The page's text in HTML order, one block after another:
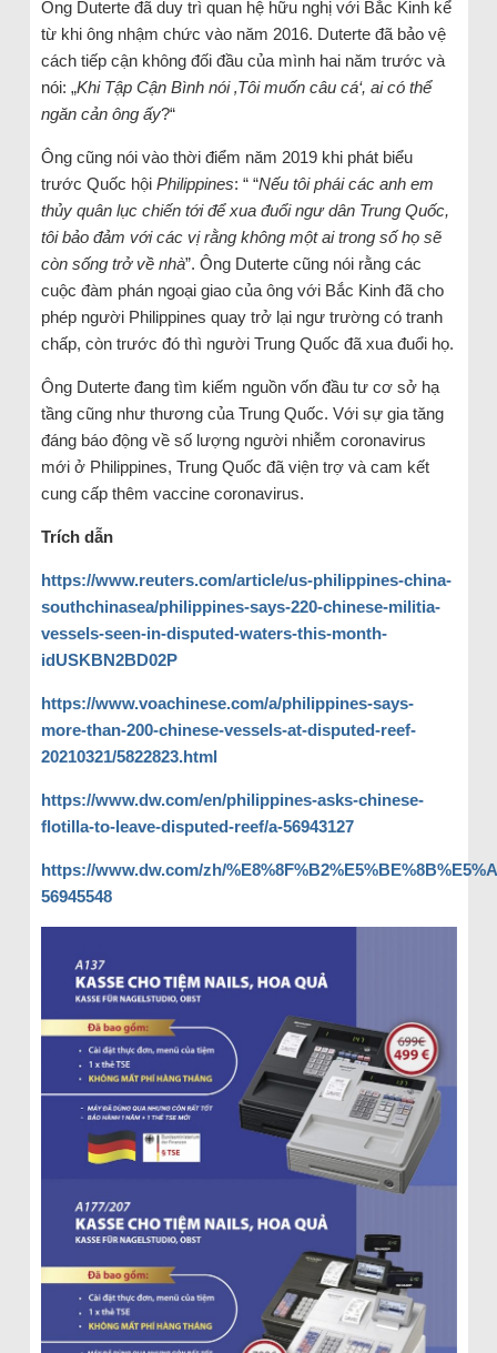
Ông Duterte đã duy trì quan hệ hữu nghị với Bắc Kinh kể
từ khi ông nhậm chức vào năm 2016. Duterte đã bảo vệ
cách tiếp cận không đối đầu của mình hai năm trước và
nói: „Khi Tập Cận Bình nói ‚Tôi muốn câu cá‘, ai có thể
ngăn cản ông ấy?“
Ông cũng nói vào thời điểm năm 2019 khi phát biểu
trước Quốc hội Philippines: “ “Nếu tôi phái các anh em
thủy quân lục chiến tới để xua đuổi ngư dân Trung Quốc,
tôi bảo đảm với các vị rằng không một ai trong số họ sẽ
còn sống trở về nhà”. Ông Duterte cũng nói rằng các
cuộc đàm phán ngoại giao của ông với Bắc Kinh đã cho
phép người Philippines quay trở lại ngư trường có tranh
chấp, còn trước đó thì người Trung Quốc đã xua đuổi họ.
Ông Duterte đang tìm kiếm nguồn vốn đầu tư cơ sở hạ
tầng cũng như thương của Trung Quốc. Với sự gia tăng
đáng báo động về số lượng người nhiễm coronavirus
mới ở Philippines, Trung Quốc đã viện trợ và cam kết
cung cấp thêm vaccine coronavirus.
Trích dẫn
https://www.reuters.com/article/us-philippines-china-
southchinasea/philippines-says-220-chinese-militia-
vessels-seen-in-disputed-waters-this-month-
idUSKBN2BD02P
https://www.voachinese.com/a/philippines-says-
more-than-200-chinese-vessels-at-disputed-reef-
20210321/5822823.html
https://www.dw.com/en/philippines-asks-chinese-
flotilla-to-leave-disputed-reef/a-56943127
https://www.dw.com/zh/
56945548